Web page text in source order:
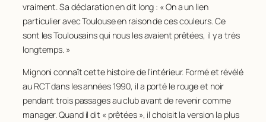
vraiment. Sa déclaration en dit long : « On a un lien
particulier avec Toulouse en raison de ces couleurs. Ce
sont les Toulousains qui nous les avaient prêtées, il y a très
longtemps. »
Mignoni connaît cette histoire de l’intérieur. Formé et révélé
au RCT dans les années 1990, il a porté le rouge et noir
pendant trois passages au club avant de revenir comme
manager. Quand il dit « prêtées », il choisit la version la plus